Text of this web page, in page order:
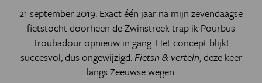
21 september 2019. Exact één jaar na mijn zevendaagse
fietstocht doorheen de Zwinstreek trap ik Pourbus
Troubadour opnieuw in gang. Het concept blijkt
succesvol, dus ongewijzigd:Fietsn & verteln, deze keer
langs Zeeuwse wegen.